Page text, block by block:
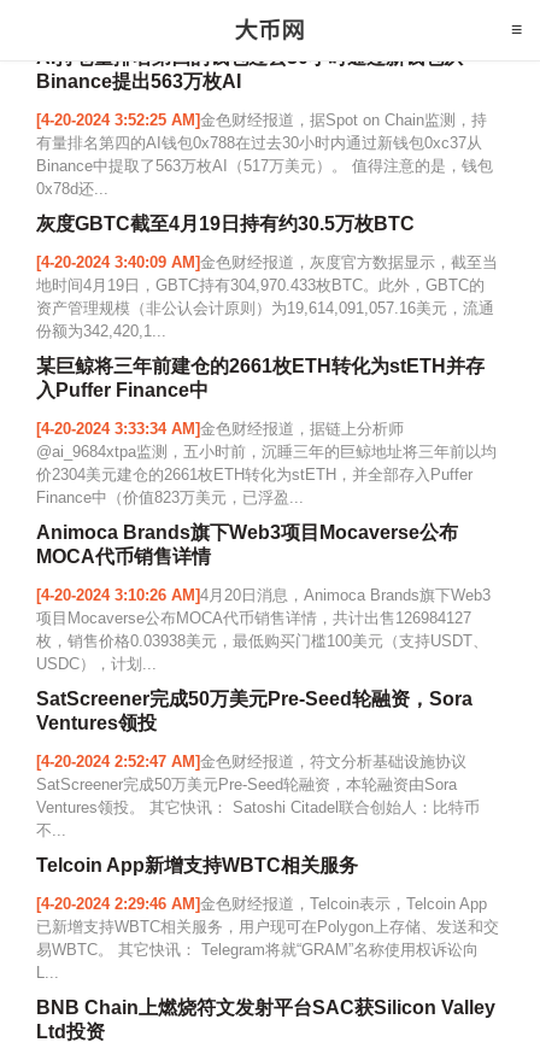
AI持仓量排名第四的钱包过去30小时通过新钱包从
Binance提出563万枚AI
[4-20-2024 3:52:25 AM]金色财经报道，据Spot on Chain监测，持
有量排名第四的AI钱包0x788在过去30小时内通过新钱包0xc37从
Binance中提取了563万枚AI（517万美元）。 值得注意的是，钱包
0x78d还...
灰度GBTC截至4月19日持有约30.5万枚BTC
[4-20-2024 3:40:09 AM]金色财经报道，灰度官方数据显示，截至当
地时间4月19日，GBTC持有304,970.433枚BTC。此外，GBTC的
资产管理规模（非公认会计原则）为19,614,091,057.16美元，流通
份额为342,420,1...
某巨鲸将三年前建仓的2661枚ETH转化为stETH并存
入Puffer Finance中
[4-20-2024 3:33:34 AM]金色财经报道，据链上分析师
@ai_9684xtpa监测，五小时前，沉睡三年的巨鲸地址将三年前以均
价2304美元建仓的2661枚ETH转化为stETH，并全部存入Puffer
Finance中（价值823万美元，已浮盈...
Animoca Brands旗下Web3项目Mocaverse公布
MOCA代币销售详情
[4-20-2024 3:10:26 AM]4月20日消息，Animoca Brands旗下Web3
项目Mocaverse公布MOCA代币销售详情，共计出售126984127
枚，销售价格0.03938美元，最低购买门槛100美元（支持USDT、
USDC），计划...
SatScreener完成50万美元Pre-Seed轮融资，Sora
Ventures领投
[4-20-2024 2:52:47 AM]金色财经报道，符文分析基础设施协议
SatScreener完成50万美元Pre-Seed轮融资，本轮融资由Sora
Ventures领投。 其它快讯： Satoshi Citadel联合创始人：比特币
不...
Telcoin App新增支持WBTC相关服务
[4-20-2024 2:29:46 AM]金色财经报道，Telcoin表示，Telcoin App
已新增支持WBTC相关服务，用户现可在Polygon上存储、发送和交
易WBTC。 其它快讯： Telegram将就“GRAM”名称使用权诉讼向
L...
BNB Chain上燃烧符文发射平台SAC获Silicon Valley
Ltd投资